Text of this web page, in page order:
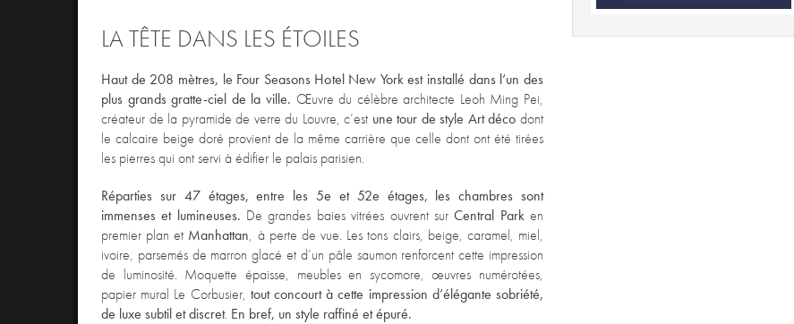
LA TÊTE DANS LES ÉTOILES
Haut de 208 mètres, le Four Seasons Hotel New York est installé dans l’un des
plus grands gratte-ciel de la ville. Œuvre du célèbre architecte Leoh Ming Pei,
créateur de la pyramide de verre du Louvre, c’est une tour de style Art déco dont
le calcaire beige doré provient de la même carrière que celle dont ont été tirées
les pierres qui ont servi à édifier le palais parisien.
Réparties sur 47 étages, entre les 5e et 52e étages, les chambres sont
immenses et lumineuses. De grandes baies vitrées ouvrent surCentral Parken
premier plan et Manhattan, à perte de vue. Les tons clairs, beige, caramel, miel,
ivoire, parsemés de marron glacé et d’un pâle saumon renforcent cette impression
de luminosité. Moquette épaisse, meubles en sycomore, œuvres numérotées,
papier mural Le Corbusier, tout concourt à cette impression d’élégante sobriété,
de luxe subtil et discret. En bref, un style raffiné et épuré.